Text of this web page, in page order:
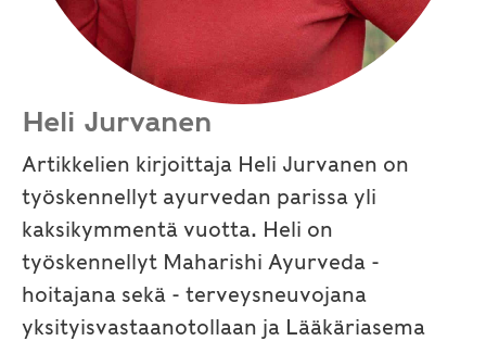
Heli Jurvanen
Artikkelien kirjoittaja Heli Jurvanen on
työskennellyt ayurvedan parissa yli
kaksikymmentä vuotta. Heli on
työskennellyt Maharishi Ayurveda -
hoitajana sekä - terveysneuvojana
yksityisvastaanotollaan ja Lääkäriasema